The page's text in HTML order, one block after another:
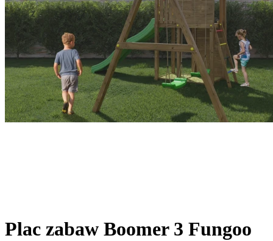
Plac zabaw Boomer 3 Fungoo